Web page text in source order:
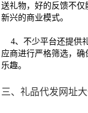
送礼物，好的反馈不
新兴的商业模式。
4、不少平台还提供
应商进行严格筛选，
乐趣。
三、礼品代发网址